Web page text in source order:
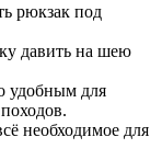
рюкзак под
давить на шею
удобным для
необходимое для